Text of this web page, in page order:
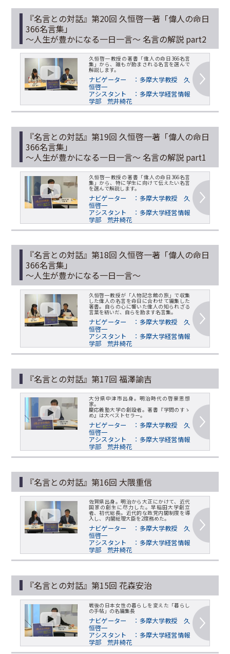
『名言との対話』第20回 久恒啓一著「偉人の命日
366名言集」
～人生が豊かになる一日一言～ 名言の解説 part2
久恒啓一教授の著書「偉人の命日366名言
集」から、誰もが励まされる名言を選んで
解説します。
ナビゲーター ：多摩大学教授 久
恒啓一
アシスタント ：多摩大学経営情報
学部 荒井綺花
『名言との対話』第19回 久恒啓一著「偉人の命日
366名言集」
～人生が豊かになる一日一言～ 名言の解説 part1
久恒啓一教授の著書「偉人の命日366名言
集」から、特に学生に向けて伝えたい名言
を選んで解説します。
ナビゲーター ：多摩大学教授 久
恒啓一
アシスタント ：多摩大学経営情報
学部 荒井綺花
『名言との対話』第18回 久恒啓一著「偉人の命日
366名言集」
～人生が豊かになる一日一言～
久恒啓一教授が「人物記念館の旅」で収集
した偉人の名言を命日に合わせて編集した
著書。自らの心に響いた偉人の知られざる
言葉を紡いだ、自らを励ます名言集。
ナビゲーター ：多摩大学教授 久
恒啓一
アシスタント ：多摩大学経営情報
学部 荒井綺花
『名言との対話』第17回 福澤諭吉
大分県中津市出身。明治時代の啓蒙思想
家。
慶応義塾大学の創設者。著書『学問のすゝ
め』は大ベストセラー。
ナビゲーター ：多摩大学教授 久
恒啓一
アシスタント ：多摩大学経営情報
学部 荒井綺花
『名言との対話』第16回 大隈重信
佐賀県出身。明治から大正にかけて、近代
国家の創生に尽力した。早稲田大学創立
者、初代総長。近代的な政党内閣制度を導
入し、 内閣総理大臣を2度務めた。
ナビゲーター ：多摩大学教授 久
恒啓一
アシスタント ：多摩大学経営情報
学部 荒井綺花
『名言との対話』第15回 花森安治
戦後の日本女性の暮らしを変えた「暮らし
の手帖」の名編集長
ナビゲーター ：多摩大学教授 久
恒啓一
アシスタント ：多摩大学経営情報
学部 荒井綺花